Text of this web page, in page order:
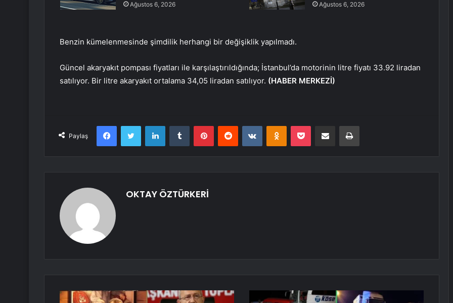
Ağustos 6, 2026 Ağustos 6, 2026
Benzin kümelenmesinde şimdilik herhangi bir değişiklik yapılmadı.
Güncel akaryakıt pompası fiyatları ile karşılaştırıldığında; İstanbul’da motorinin litre fiyatı 33.92 liradan
satılıyor. Bir litre akaryakıt ortalama 34,05 liradan satılıyor. (HABER MERKEZİ)
Paylaş
FacebookTwitter LinkedInTumblr PinterestReddit VKontakteOdnoklassniki
Pocket E-Posta ile paylaş Yazdır
OKTAY ÖZTÜRKERİ